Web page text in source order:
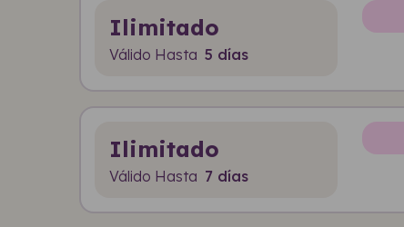
Ilimitado
Válido Hasta 5 días
Ilimitado
Válido Hasta 7 días